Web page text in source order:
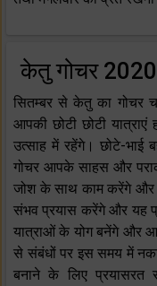
केतु गोचर 2020
सितम्बर से केतु का गोचर
आपकी छोटी छोटी
उत्साह में रहेंगे। छोटे-
गोचर आपके साहस और
जोश के साथ काम करेंगे और
संभव प्रयास करेंगे और यह
यात्राओं के योग बनेंगे और
से संबंधों पर इस समय में
बनाने के लिए